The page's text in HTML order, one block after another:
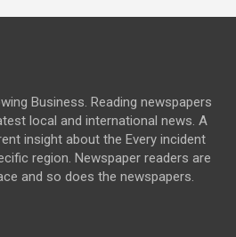
Business. Reading newspapers
local and international news. A
insight about the Every incident
region. Newspaper readers are
and so does the newspapers.